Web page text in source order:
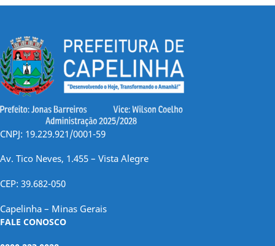
CNPJ: 19.229.921/0001-59
Av. Tico Neves, 1.455 – Vista Alegre
CEP: 39.682-050
Capelinha – Minas Gerais
FALE CONOSCO